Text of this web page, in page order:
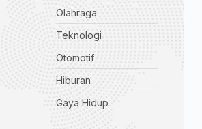
Olahraga
Teknologi
Otomotif
Hiburan
Gaya Hidup